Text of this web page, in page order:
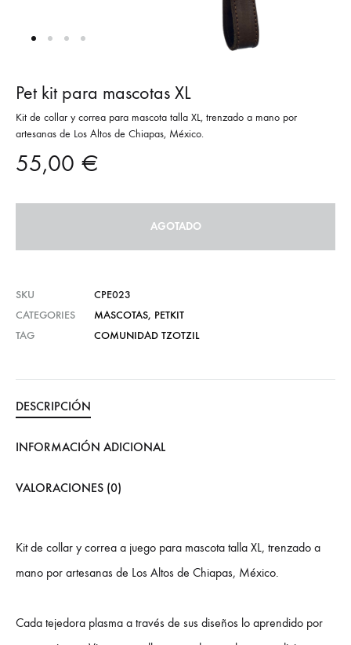
Pet kit para mascotas XL
Kit de collar y correa para mascota talla XL, trenzado a mano por
artesanas de Los Altos de Chiapas, México.
55,00 €
AGOTADO
SKU
CPE023
CATEGORIES
MASCOTAS, PETKIT
TAG
COMUNIDAD TZOTZIL
DESCRIPCIÓN
INFORMACIÓN ADICIONAL
VALORACIONES (0)
Kit de collar y correa a juego para mascota talla XL, trenzado a
mano por artesanas de Los Altos de Chiapas, México.
Cada tejedora plasma a través de sus diseños lo aprendido por